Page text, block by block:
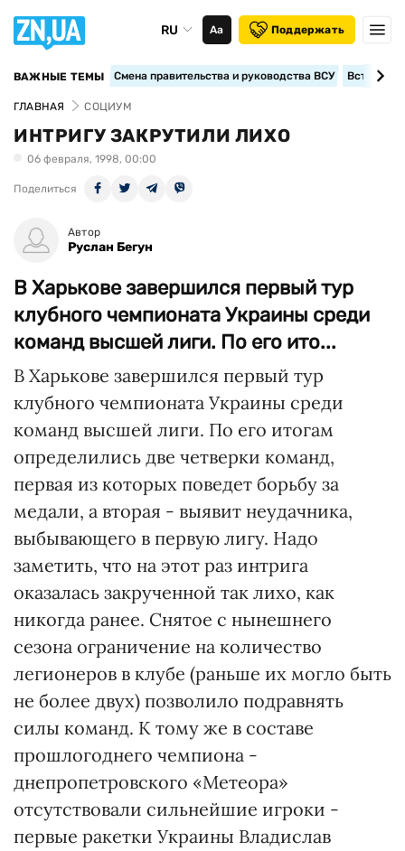
RU Аа Поддержать
ВАЖНЫЕ ТЕМЫ Смена правительства и руководства ВСУ
ГЛАВНАЯ СОЦИУМ
ИНТРИГУ ЗАКРУТИЛИ ЛИХО
06 февраля, 1998, 00:00
Поделиться
Автор
Руслан Бегун
В Харькове завершился первый тур
клубного чемпионата Украины среди
команд высшей лиги. По его ито...
В Харькове завершился первый тур
клубного чемпионата Украины среди
команд высшей лиги. По его итогам
определились две четверки команд,
первая из которых поведет борьбу за
медали, а вторая - выявит неудачника,
выбывающего в первую лигу. Надо
заметить, что на этот раз интрига
оказалась закрученной так лихо, как
никогда ранее. Снятое с нынешнего
сезона ограничение на количество
легионеров в клубе (раньше их могло быть
не более двух) позволило подравнять
силы команд. К тому же в составе
прошлогоднего чемпиона -
днепропетровского «Метеора»
отсутствовали сильнейшие игроки -
первые ракетки Украины Владислав